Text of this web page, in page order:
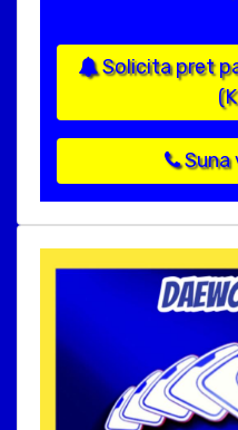
Solicita pret
Suna